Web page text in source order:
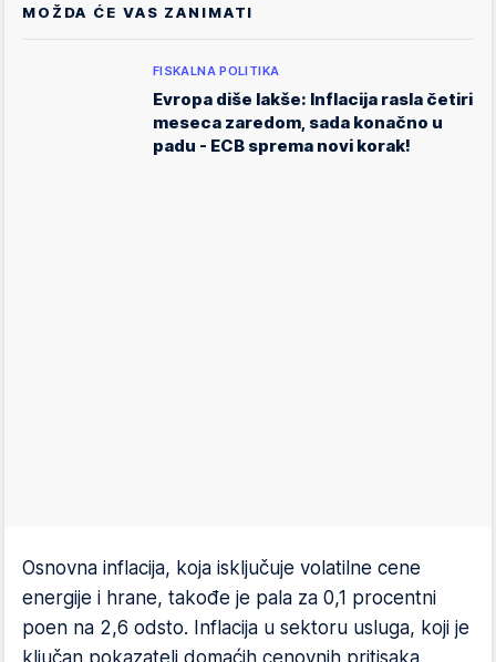
MOŽDA ĆE VAS ZANIMATI
FISKALNA POLITIKA
Evropa diše lakše: Inflacija rasla četiri
meseca zaredom, sada konačno u
padu - ECB sprema novi korak!
Osnovna inflacija, koja isključuje volatilne cene
energije i hrane, takođe je pala za 0,1 procentni
poen na 2,6 odsto. Inflacija u sektoru usluga, koji je
ključan pokazatelj domaćih cenovnih pritisaka,